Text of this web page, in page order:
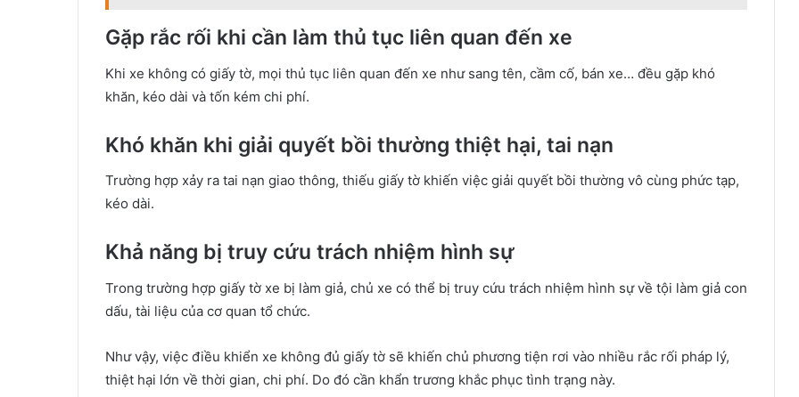
Gặp rắc rối khi cần làm thủ tục liên quan đến xe
Khi xe không có giấy tờ, mọi thủ tục liên quan đến xe như sang tên, cầm cố, bán xe… đều gặp khó
khăn, kéo dài và tốn kém chi phí.
Khó khăn khi giải quyết bồi thường thiệt hại, tai nạn
Trường hợp xảy ra tai nạn giao thông, thiếu giấy tờ khiến việc giải quyết bồi thường vô cùng phức tạp,
kéo dài.
Khả năng bị truy cứu trách nhiệm hình sự
Trong trường hợp giấy tờ xe bị làm giả, chủ xe có thể bị truy cứu trách nhiệm hình sự về tội làm giả con
dấu, tài liệu của cơ quan tổ chức.
Như vậy, việc điều khiển xe không đủ giấy tờ sẽ khiến chủ phương tiện rơi vào nhiều rắc rối pháp lý,
thiệt hại lớn về thời gian, chi phí. Do đó cần khẩn trương khắc phục tình trạng này.